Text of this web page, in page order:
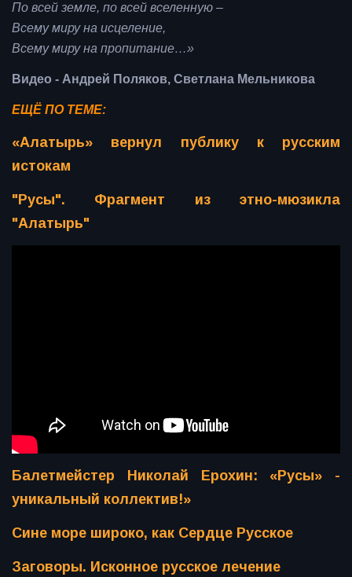
По всей земле, по всей вселенную –
Всему миру на исцеление,
Всему миру на пропитание…»
Видео - Андрей Поляков, Светлана Мельникова
ЕЩЁ ПО ТЕМЕ:
«Алатырь» вернул публику к русским
истокам
"Русы". Фрагмент из этно-мюзикла
"Алатырь"
Балетмейстер Николай Ерохин: «Русы» -
уникальный коллектив!»
Сине море широко, как Сердце Русское
Заговоры. Исконное русское лечение